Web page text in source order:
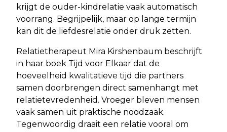
krijgt de ouder-kindrelatie vaak automatisch
voorrang. Begrijpelijk, maar op lange termijn
kan dit de liefdesrelatie onder druk zetten.
Relatietherapeut Mira Kirshenbaum beschrijft
in haar boek Tijd voor Elkaar dat de
hoeveelheid kwalitatieve tijd die partners
samen doorbrengen direct samenhangt met
relatietevredenheid. Vroeger bleven mensen
vaak samen uit praktische noodzaak.
Tegenwoordig draait een relatie vooral om